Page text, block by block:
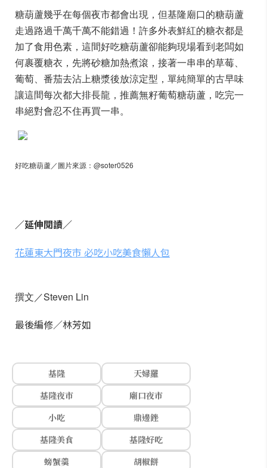
糖葫蘆幾乎在每個夜市都會出現，但基隆廟口的糖葫蘆
走過路過千萬千萬不能錯過！許多外表鮮紅的糖衣都是
加了食用色素，這間好吃糖葫蘆卻能夠現場看到老闆如
何裹覆糖衣，先將砂糖加熱煮滾，接著一串串的草莓、
葡萄、番茄去沾上糖漿後放涼定型，單純簡單的古早味
讓這間每次都大排長龍，推薦無籽葡萄糖葫蘆，吃完一
串絕對會忍不住再買一串。
好吃糖葫蘆／圖片來源：@soter0526
／延伸閱讀／
花蓮東大門夜市 必吃小吃美食懶人包
撰文／Steven Lin
最後編修／林芳如
基隆
天婦羅
基隆夜市
廟口夜市
小吃
鼎邊銼
基隆美食
基隆好吃
螃蟹羹
胡椒餅